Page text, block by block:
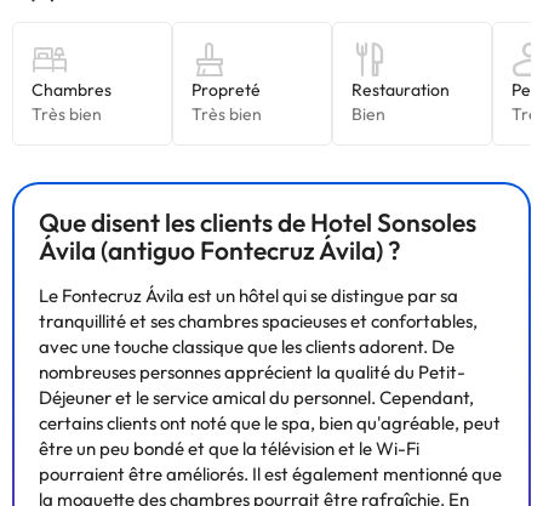
Que disent les clients de Hotel Sonsoles
Ávila (antiguo Fontecruz Ávila) ?
Le Fontecruz Ávila est un hôtel qui se distingue par sa
tranquillité et ses chambres spacieuses et confortables,
avec une touche classique que les clients adorent. De
nombreuses personnes apprécient la qualité du Petit-
Déjeuner et le service amical du personnel. Cependant,
certains clients ont noté que le spa, bien qu'agréable, peut
être un peu bondé et que la télévision et le Wi-Fi
pourraient être améliorés. Il est également mentionné que
la moquette des chambres pourrait être rafraîchie. En